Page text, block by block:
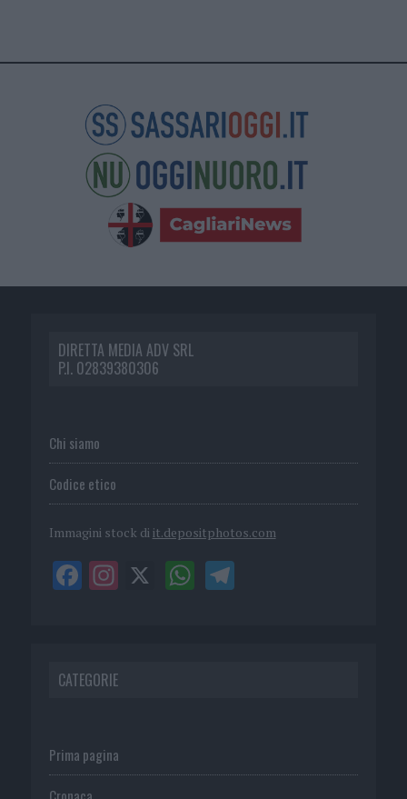
DIRETTA MEDIA ADV SRL
P.I. 02839380306
Chi siamo
Codice etico
Immagini stock di it.depositphotos.com
CATEGORIE
Prima pagina